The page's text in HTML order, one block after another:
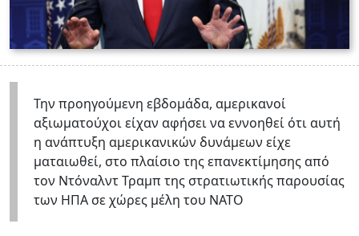
Την προηγούμενη εβδομάδα, αμερικανοί
αξιωματούχοι είχαν αφήσει να εννοηθεί ότι αυτή
η ανάπτυξη αμερικανικών δυνάμεων είχε
ματαιωθεί, στο πλαίσιο της επανεκτίμησης από
τον Ντόναλντ Τραμπ της στρατιωτικής παρουσίας
των ΗΠΑ σε χώρες μέλη του ΝΑΤΟ